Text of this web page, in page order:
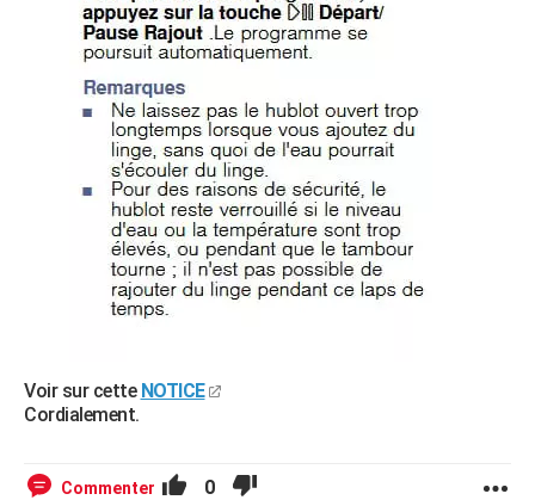
Voir sur cette NOTICE
Cordialement.
Commenter 0